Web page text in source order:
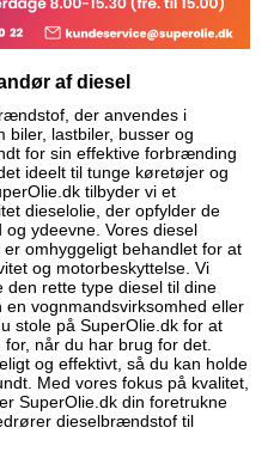
af diesel
der anvendes i
biler, lastbiler, busser og
for sin effektive forbrænding
ideelt til tunge køretøjer og
tilbyder vi et
dieselolie, der opfylder de
ydeevne. Vores diesel
omhyggeligt behandlet for at
og motorbeskyttelse. Vi
rette type diesel til dine
vognmandsvirksomhed eller
stole på SuperOlie.dk for at
når du har brug for det.
og effektivt, så du kan holde
Med vores fokus på kvalitet,
SuperOlie.dk din foretrukne
dieselbrændstof til